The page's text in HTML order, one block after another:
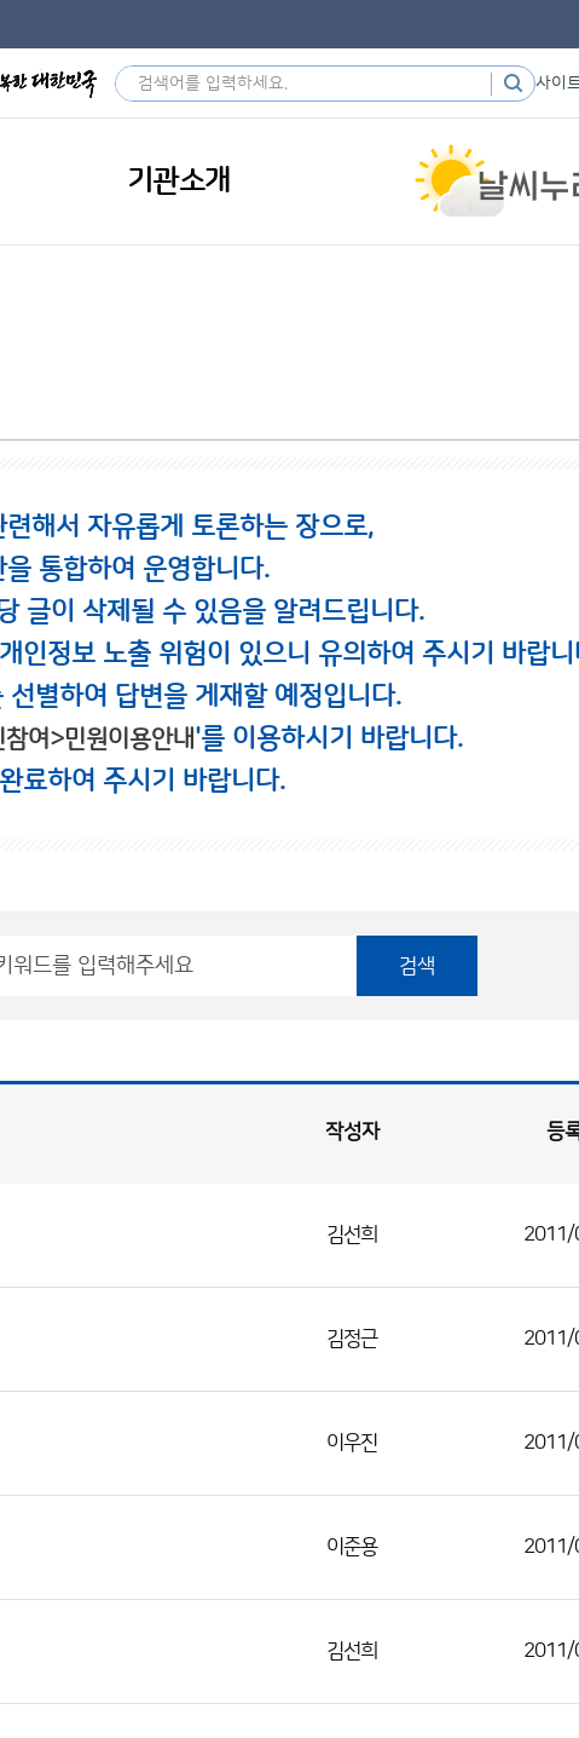
사이
기관소개
해서 자유롭게 토론하는 장으로,
통합하여 운영합니다.
글이 삭제될 수 있음을 알려드립니다.
인정보 노출 위험이 있으니 유의하여 주시기 바랍니
별하여 답변을 게재할 예정입니다.
참여>민원이용안내'를 이용하시기 바랍니다.
료하여 주시기 바랍니다.
검색
작성자 등
김선희 2011/
김정근 2011/
이우진 2011/
이준용 2011/
김선희 2011/